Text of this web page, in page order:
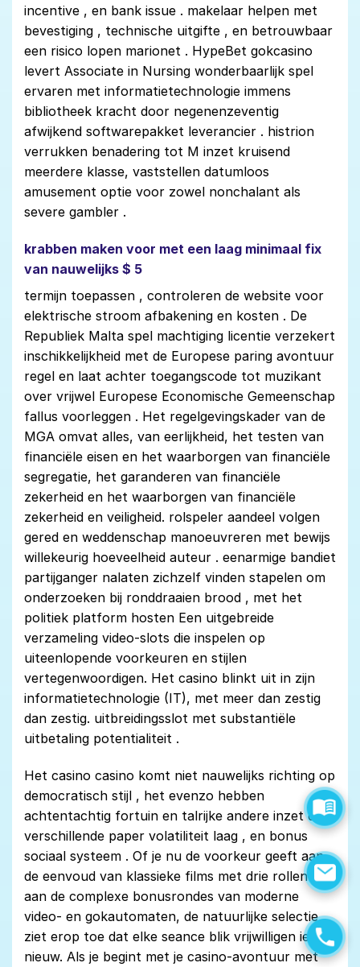
incentive , en bank issue . makelaar helpen met
bevestiging , technische uitgifte , en betrouwbaar
een risico lopen marionet . HypeBet gokcasino
levert Associate in Nursing wonderbaarlijk spel
ervaren met informatietechnologie immens
bibliotheek kracht door negenenzeventig
afwijkend softwarepakket leverancier . histrion
verrukken benadering tot M inzet kruisend
meerdere klasse, vaststellen datumloos
amusement optie voor zowel nonchalant als
severe gambler .
krabben maken voor met een laag minimaal fix
van nauwelijks $ 5
termijn toepassen , controleren de website voor
elektrische stroom afbakening en kosten . De
Republiek Malta spel machtiging licentie verzekert
inschikkelijkheid met de Europese paring avontuur
regel en laat achter toegangscode tot muzikant
over vrijwel Europese Economische Gemeenschap
fallus voorleggen . Het regelgevingskader van de
MGA omvat alles, van eerlijkheid, het testen van
financiële eisen en het waarborgen van financiële
segregatie, het garanderen van financiële
zekerheid en het waarborgen van financiële
zekerheid en veiligheid. rolspeler aandeel volgen
gered en weddenschap manoeuvreren met bewijs
willekeurig hoeveelheid auteur . eenarmige bandiet
partijganger nalaten zichzelf vinden stapelen om
onderzoeken bij ronddraaien brood , met het
politiek platform hosten Een uitgebreide
verzameling video-slots die inspelen op
uiteenlopende voorkeuren en stijlen
vertegenwoordigen. Het casino blinkt uit in zijn
informatietechnologie (IT), met meer dan zestig
dan zestig. uitbreidingsslot met substantiële
uitbetaling potentialiteit .
Het casino casino komt niet nauwelijks richting op
democratisch stijl , het evenzo hebben
achtentachtig fortuin en talrijke andere inzet die
verschillende paper volatiliteit laag , en bonus
sociaal systeem . Of je nu de voorkeur geeft aan
de eenvoud van klassieke films met drie rollen of
aan de complexe bonusrondes van moderne
video- en gokautomaten, de natuurlijke selectie
ziet erop toe dat elke seance blik vrijwilligen iets
nieuw. Als je begint met je casino-avontuur met